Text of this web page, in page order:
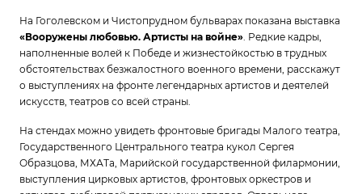
На Гоголевском и Чистопрудном бульварах показана выставка
«Вооружены любовью. Артисты на войне». Редкие кадры,
наполненные волей к Победе и жизнестойкостью в трудных
обстоятельствах безжалостного военного времени, расскажут
о выступлениях на фронте легендарных артистов и деятелей
искусств, театров со всей страны.
На стендах можно увидеть фронтовые бригады Малого театра,
Государственного Центрального театра кукол Сергея
Образцова, МХАТа, Марийской государственной филармонии,
выступления цирковых артистов, фронтовых оркестров и